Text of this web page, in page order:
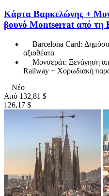
Κάρτα Βαρκελώνης +
βουνό Montserrat από τη
Barcelona Card:
αξιοθέατα
Μονσεράτ: Ξενάγηση
Railway + Χορωδιακή
Νέο
Από 132,81 $
126,17 $